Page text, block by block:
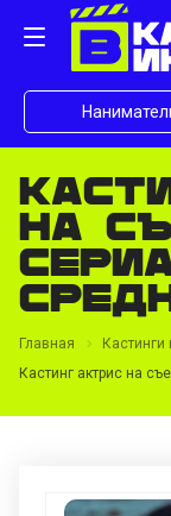
на
Главная Кастинги
Кастинг актрис на